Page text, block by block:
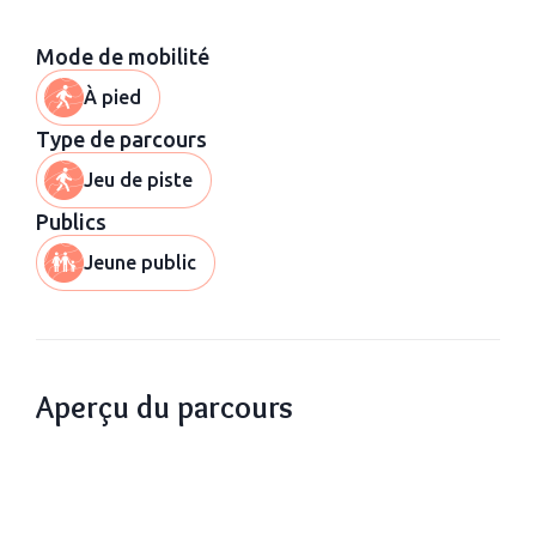
Mode de mobilité
À pied
Type de parcours
Jeu de piste
Publics
Jeune public
Aperçu du parcours